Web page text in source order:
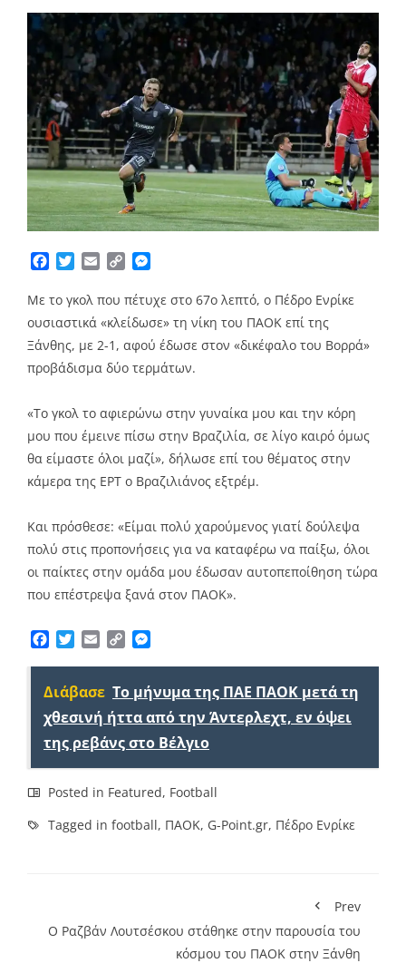
Facebook
TwitterEmailCopy
Με το γκολ που πέτυχε στο 67ο λεπτό, ο Πέδρο Ενρίκε
ουσιαστικά «κλείδωσε» τη νίκη του ΠΑΟΚ επί της
Ξάνθης, με 2-1, αφού έδωσε στον «δικέφαλο του Βορρά»
προβάδισμα δύο τερμάτων.
«Το γκολ το αφιερώνω στην γυναίκα μου και την κόρη
μου που έμεινε πίσω στην Βραζιλία, σε λίγο καιρό όμως
θα είμαστε όλοι μαζί», δήλωσε επί του θέματος στην
κάμερα της ΕΡΤ ο Βραζιλιάνος εξτρέμ.
Και πρόσθεσε: «Είμαι πολύ χαρούμενος γιατί δούλεψα
πολύ στις προπονήσεις για να καταφέρω να παίξω, όλοι
οι παίκτες στην ομάδα μου έδωσαν αυτοπεποίθηση τώρα
που επέστρεψα ξανά στον ΠΑΟΚ».
Facebook
TwitterEmailCopy
Διάβασε Το μήνυμα της ΠΑΕ ΠΑΟΚ μετά τη
χθεσινή ήττα από την Άντερλεχτ, εν όψει
της ρεβάνς στο Βέλγιο
Posted in Featured, Football
Tagged in football, ΠΑΟΚ, G-Point.gr, Πέδρο Ενρίκε
Prev
Ο Ραζβάν Λουτσέσκου στάθηκε στην παρουσία του
κόσμου του ΠΑΟΚ στην Ξάνθη